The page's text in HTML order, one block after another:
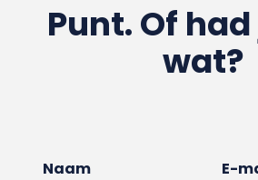
Punt. Of
wat?
Naam E-